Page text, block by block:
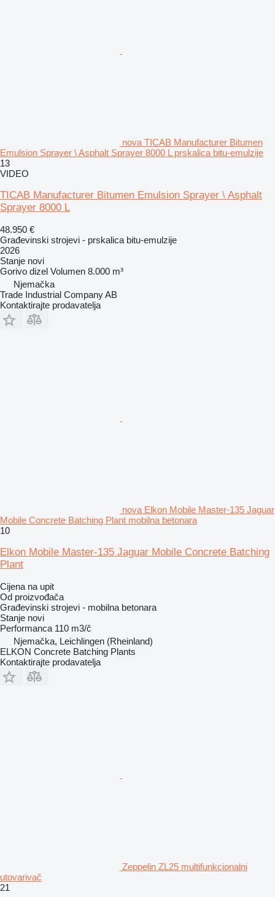
nova TICAB Manufacturer Bitumen
Emulsion Sprayer \ Asphalt Sprayer 8000 L prskalica bitu-emulzije
13
VIDEO
TICAB Manufacturer Bitumen Emulsion Sprayer \ Asphalt
Sprayer 8000 L
48.950 €
Građevinski strojevi - prskalica bitu-emulzije
2026
Stanje novi
Gorivo dizel Volumen 8.000 m³
Njemačka
Trade Industrial Company AB
Kontaktirajte prodavatelja
nova Elkon Mobile Master-135 Jaguar
Mobile Concrete Batching Plant mobilna betonara
10
Elkon Mobile Master-135 Jaguar Mobile Concrete Batching
Plant
Cijena na upit
Od proizvođača
Građevinski strojevi - mobilna betonara
Stanje novi
Performanca 110 m3/č
Njemačka, Leichlingen (Rheinland)
ELKON Concrete Batching Plants
Kontaktirajte prodavatelja
Zeppelin ZL25 multifunkcionalni
utovarivač
21